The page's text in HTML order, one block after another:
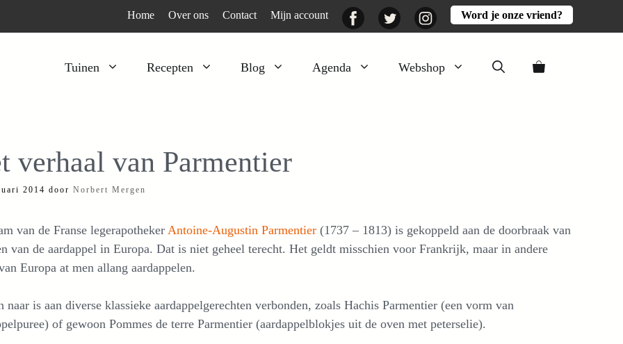
Home Over ons Contact Mijn account FacebookTwitter InstagramWord je onze vriend?
Tuinen Recepten Blog Agenda Webshop
Kruiden
Moestuin
Voedselbos
Peulgroenten
Wortelgroenten Lekker
verhaal van Parmentier
2014 door Norbert Mergen
van de Franse legerapotheker Antoine-Augustin Parmentier (1737 – 1813) is gekoppeld aan de doorbraak van
van de aardappel in Europa. Dat is niet geheel terecht. Het geldt misschien voor Frankrijk, maar in andere
Europa at men allang aardappelen.
naar is aan diverse klassieke aardappelgerechten verbonden, zoals Hachis Parmentier (een vorm van
of gewoon Pommes de terre Parmentier (aardappelblokjes uit de oven met peterselie).